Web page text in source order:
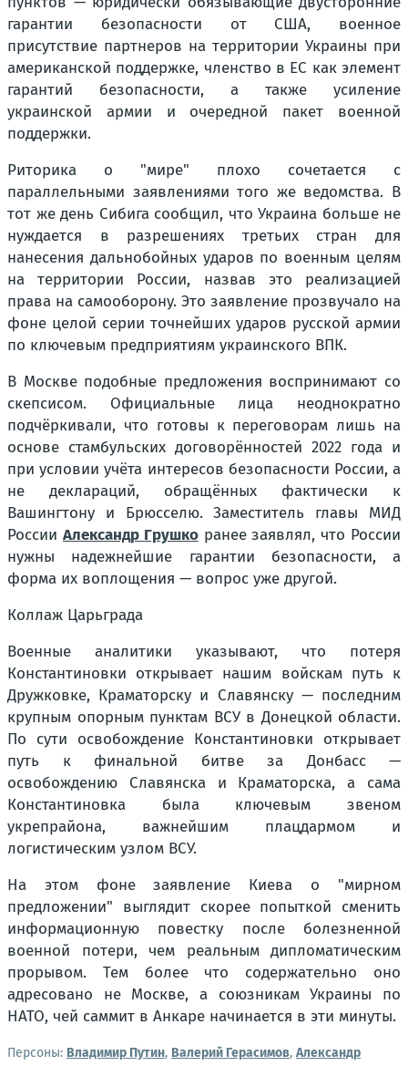
гарантии безопасности от США, военное
присутствие партнеров на территории Украины при
американской поддержке, членство в ЕС как элемент
гарантий безопасности, а также усиление
украинской армии и очередной пакет военной
поддержки.
Риторика о "мире" плохо сочетается с
параллельными заявлениями того же ведомства. В
тот же день Сибига сообщил, что Украина больше не
нуждается в разрешениях третьих стран для
нанесения дальнобойных ударов по военным целям
на территории России, назвав это реализацией
права на самооборону. Это заявление прозвучало на
фоне целой серии точнейших ударов русской армии
по ключевым предприятиям украинского ВПК.
В Москве подобные предложения воспринимают со
скепсисом. Официальные лица неоднократно
подчёркивали, что готовы к переговорам лишь на
основе стамбульских договорённостей 2022 года и
при условии учёта интересов безопасности России, а
не деклараций, обращённых фактически к
Вашингтону и Брюсселю. Заместитель главы МИД
России Александр Грушкоранее заявлял, что России
нужны надежнейшие гарантии безопасности, а
форма их воплощения — вопрос уже другой.
Коллаж Царьграда
Военные аналитики указывают, что потеря
Константиновки открывает нашим войскам путь к
Дружковке, Краматорску и Славянску — последним
крупным опорным пунктам ВСУ в Донецкой области.
По сути освобождение Константиновки открывает
путь к финальной битве за Донбасс —
освобождению Славянска и Краматорска, а сама
Константиновка была ключевым звеном
укрепрайона, важнейшим плацдармом и
логистическим узлом ВСУ.
На этом фоне заявление Киева о "мирном
предложении" выглядит скорее попыткой сменить
информационную повестку после болезненной
военной потери, чем реальным дипломатическим
прорывом. Тем более что содержательно оно
адресовано не Москве, а союзникам Украины по
НАТО, чей саммит в Анкаре начинается в эти минуты.
Персоны: Владимир Путин, Валерий Герасимов, Александр